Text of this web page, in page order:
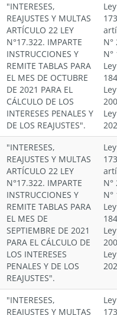
"INTERESES,
REAJUSTES Y MULTAS
ARTÍCULO 22 LEY
N°17.322. IMPARTE
INSTRUCCIONES Y
REMITE TABLAS PARA
EL MES DE OCTUBRE
DE 2021 PARA EL
CÁLCULO DE LOS
INTERESES PENALES Y
DE LOS REAJUSTES".
N°
N°
"INTERESES,
REAJUSTES Y MULTAS
ARTÍCULO 22 LEY
N°17.322. IMPARTE
INSTRUCCIONES Y
REMITE TABLAS PARA
EL MES DE
SEPTIEMBRE DE 2021
PARA EL CÁLCULO DE
LOS INTERESES
PENALES Y DE LOS
REAJUSTES".
N°
N°
"INTERESES,
REAJUSTES Y MULTAS